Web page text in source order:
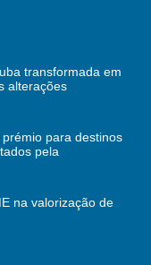
transformada em
alterações
para destinos
pela
na valorização de